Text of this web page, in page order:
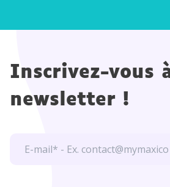
Inscrivez-vous
newsletter !